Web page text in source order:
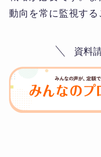
動向を常に監視する
資料